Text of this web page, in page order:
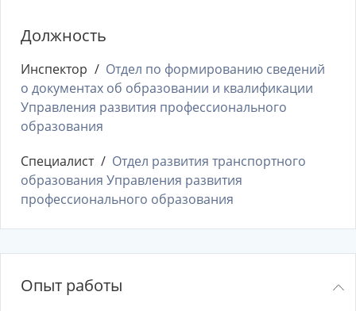
Должность
Инспектор
Отдел по формированию сведений
о документах об образовании и квалификации
Управления развития профессионального
образования
Специалист
Отдел развития транспортного
образования Управления развития
профессионального образования
Опыт работы